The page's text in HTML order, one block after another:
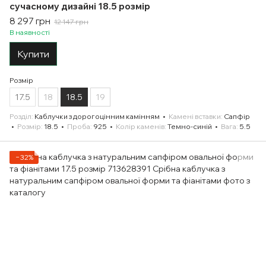
сучасному дизайні 18.5 розмір
8 297 грн 12 147 грн
В наявності
Купити
Розмір
17.5 18 18.5 19
Розділ Каблучки з дорогоцінним камінням Камені вставки Сапфір
Розмір 18.5 Проба 925 Колір каменів Темно-синій Вага 5.5
−32%